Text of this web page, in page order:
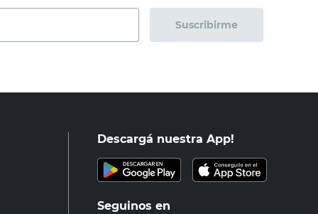
Suscribirme
Descargá nuestra App!
Seguinos en